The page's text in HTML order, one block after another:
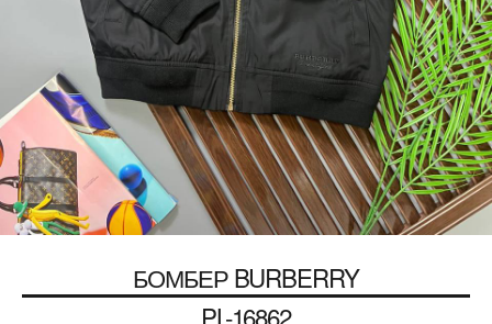
БОМБЕРBURBERRY
PL-16862